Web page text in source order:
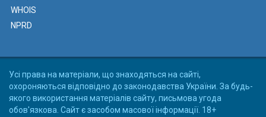
WHOIS
NPRD
Усі права на матеріали, що знаходяться на сайті,
охороняються відповідно до законодавства України. За будь-
якого використання матеріалів сайту, письмова угода
обов'язкова. Сайт є засобом масової інформації. 18+